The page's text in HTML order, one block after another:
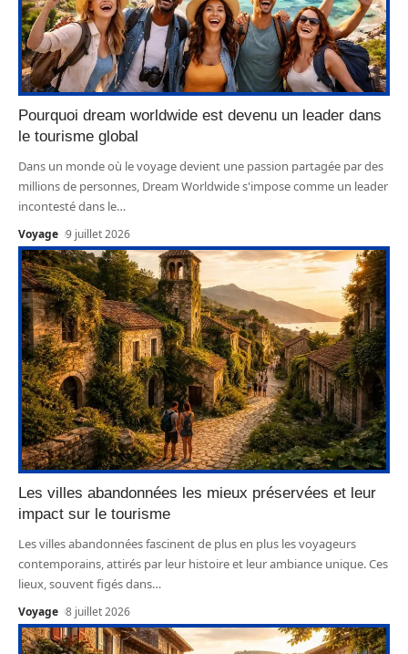
Pourquoi dream worldwide est devenu un leader dans
le tourisme global
Dans un monde où le voyage devient une passion partagée par des
millions de personnes, Dream Worldwide s'impose comme un leader
incontesté dans le…
Voyage 9 juillet 2026
Les villes abandonnées les mieux préservées et leur
impact sur le tourisme
Les villes abandonnées fascinent de plus en plus les voyageurs
contemporains, attirés par leur histoire et leur ambiance unique. Ces
lieux, souvent figés dans…
Voyage 8 juillet 2026